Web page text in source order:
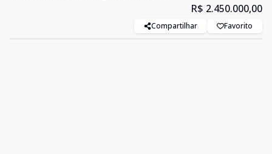
R$ 2.450.000,00
Compartilhar Favorito